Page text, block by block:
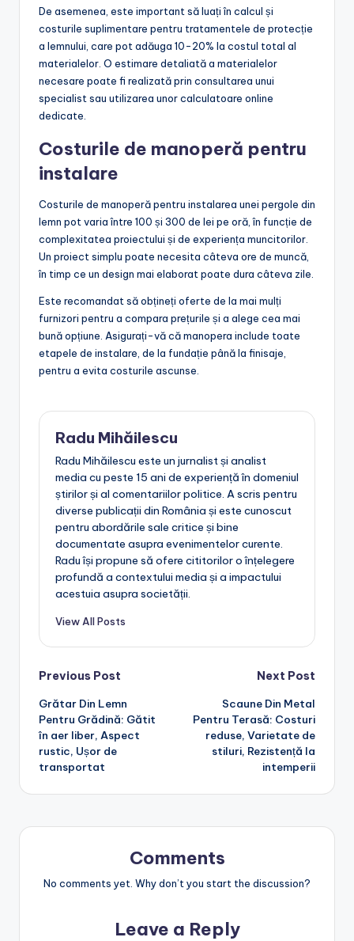
De asemenea, este important să luați în calcul și
costurile suplimentare pentru tratamentele de protecție
a lemnului, care pot adăuga 10-20% la costul total al
materialelor. O estimare detaliată a materialelor
necesare poate fi realizată prin consultarea unui
specialist sau utilizarea unor calculatoare online
dedicate.
Costurile de manoperă pentru
instalare
Costurile de manoperă pentru instalarea unei pergole din
lemn pot varia între 100 și 300 de lei pe oră, în funcție de
complexitatea proiectului și de experiența muncitorilor.
Un proiect simplu poate necesita câteva ore de muncă,
în timp ce un design mai elaborat poate dura câteva zile.
Este recomandat să obțineți oferte de la mai mulți
furnizori pentru a compara prețurile și a alege cea mai
bună opțiune. Asigurați-vă că manopera include toate
etapele de instalare, de la fundație până la finisaje,
pentru a evita costurile ascunse.
Radu Mihăilescu
Radu Mihăilescu este un jurnalist și analist
media cu peste 15 ani de experiență în domeniul
știrilor și al comentariilor politice. A scris pentru
diverse publicații din România și este cunoscut
pentru abordările sale critice și bine
documentate asupra evenimentelor curente.
Radu își propune să ofere cititorilor o înțelegere
profundă a contextului media și a impactului
acestuia asupra societății.
View All Posts
Post
navigation
Previous Post
Grătar Din Lemn
Pentru Grădină: Gătit
în aer liber, Aspect
rustic, Ușor de
transportat
Next Post
Scaune Din Metal
Pentru Terasă: Costuri
reduse, Varietate de
stiluri, Rezistență la
intemperii
Comments
No comments yet. Why don’t you start the discussion?
Leave a Reply